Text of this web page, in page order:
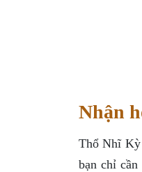
Nhận
Thổ Nhĩ Kỳ
bạn chỉ